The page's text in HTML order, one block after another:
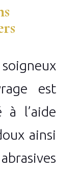
est
à l’aide
ainsi